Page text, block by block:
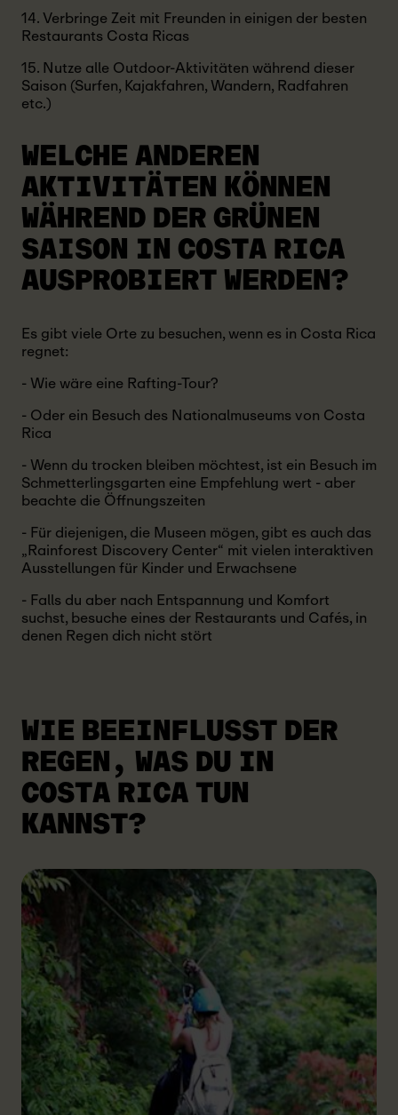
14. Verbringe Zeit mit Freunden in einigen der besten
Restaurants Costa Ricas
15. Nutze alle Outdoor-Aktivitäten während dieser
Saison (Surfen, Kajakfahren, Wandern, Radfahren
etc.)
WELCHE ANDEREN
AKTIVITÄTEN KÖNNEN
WÄHREND DER GRÜNEN
SAISON IN COSTA RICA
AUSPROBIERT WERDEN?
Es gibt viele Orte zu besuchen, wenn es in Costa Rica
regnet:
- Wie wäre eine Rafting-Tour?
- Oder ein Besuch des Nationalmuseums von Costa
Rica
- Wenn du trocken bleiben möchtest, ist ein Besuch im
Schmetterlingsgarten eine Empfehlung wert - aber
beachte die Öffnungszeiten
- Für diejenigen, die Museen mögen, gibt es auch das
„Rainforest Discovery Center“ mit vielen interaktiven
Ausstellungen für Kinder und Erwachsene
- Falls du aber nach Entspannung und Komfort
suchst, besuche eines der Restaurants und Cafés, in
denen Regen dich nicht stört
WIE BEEINFLUSST DER
REGEN, WAS DU IN
COSTA RICA TUN
KANNST?